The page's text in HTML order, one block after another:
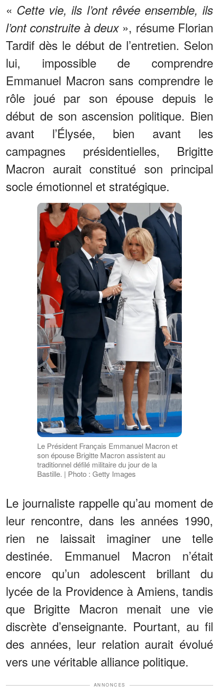
« Cette vie, ils l’ont rêvée ensemble, ils
l’ont construite à deux», résume Florian
Tardif dès le début de l’entretien. Selon
lui, impossible de comprendre
Emmanuel Macron sans comprendre le
rôle joué par son épouse depuis le
début de son ascension politique. Bien
avant l’Élysée, bien avant les
campagnes présidentielles, Brigitte
Macron aurait constitué son principal
socle émotionnel et stratégique.
Le Président Français Emmanuel Macron et
son épouse Brigitte Macron assistent au
traditionnel défilé militaire du jour de la
Bastille. | Photo : Getty Images
Le journaliste rappelle qu’au moment de
leur rencontre, dans les années 1990,
rien ne laissait imaginer une telle
destinée. Emmanuel Macron n’était
encore qu’un adolescent brillant du
lycée de la Providence à Amiens, tandis
que Brigitte Macron menait une vie
discrète d’enseignante. Pourtant, au fil
des années, leur relation aurait évolué
vers une véritable alliance politique.
ANNONCES